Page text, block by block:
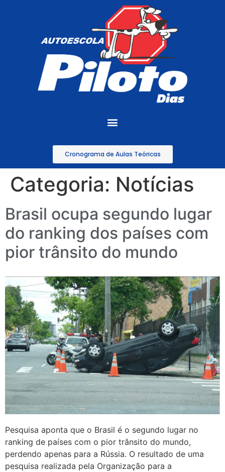
Cronograma de Aulas Teóricas
Categoria: Notícias
Brasil ocupa segundo lugar
do ranking dos países com
pior trânsito do mundo
Pesquisa aponta que o Brasil é o segundo lugar no
ranking de países com o pior trânsito do mundo,
perdendo apenas para a Rússia. O resultado de uma
pesquisa realizada pela Organização para a